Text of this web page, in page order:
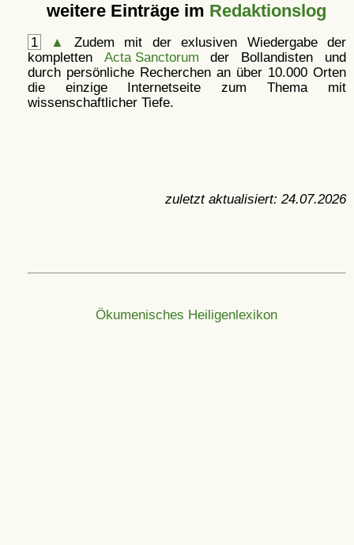
weitere Einträge im Redaktionslog
1 ▲
Zudem mit der exlusiven Wiedergabe der
kompletten Acta Sanctorum der Bollandisten und
durch persönliche Recherchen an über 10.000 Orten
die einzige Internetseite zum Thema mit
wissenschaftlicher Tiefe.
zuletzt aktualisiert: 24.07.2026
Ökumenisches Heiligenlexikon